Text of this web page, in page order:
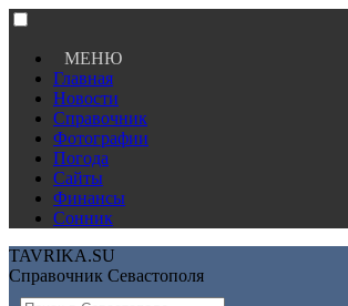
МЕНЮ
Главная
Новости
Справочник
Фотографии
Погода
Сайты
Финансы
Сонник
TAVRIKA.SU
Справочник Севастополя